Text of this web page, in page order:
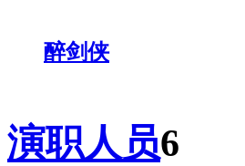
醉剑侠
演职人员6